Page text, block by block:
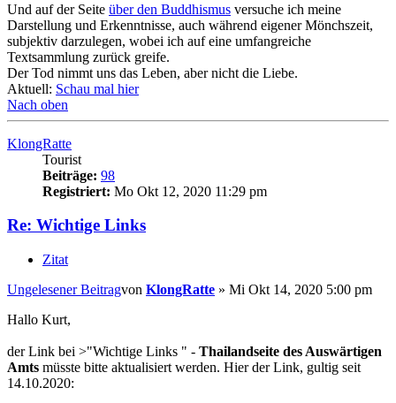
Und auf der Seite über den Buddhismus versuche ich meine
Darstellung und Erkenntnisse, auch während eigener Mönchszeit,
subjektiv darzulegen, wobei ich auf eine umfangreiche
Textsammlung zurück greife.
Der Tod nimmt uns das Leben, aber nicht die Liebe.
Aktuell: Schau mal hier
Nach oben
KlongRatte
Tourist
Beiträge: 98
Registriert: Mo Okt 12, 2020 11:29 pm
Re: Wichtige Links
Zitat
Ungelesener Beitragvon KlongRatte » Mi Okt 14, 2020 5:00 pm
Hallo Kurt,
der Link bei >"Wichtige Links " - Thailandseite des Auswärtigen
Amts müsste bitte aktualisiert werden. Hier der Link, gultig seit
14.10.2020: